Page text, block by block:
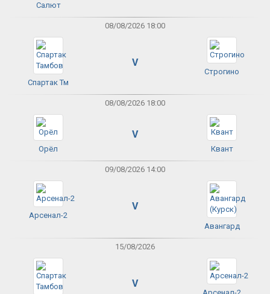
Салют
08/08/2026 18:00
Спартак Тм
V
Строгино
08/08/2026 18:00
Орёл
V
Квант
09/08/2026 14:00
Арсенал-2
V
Авангард
15/08/2026
V